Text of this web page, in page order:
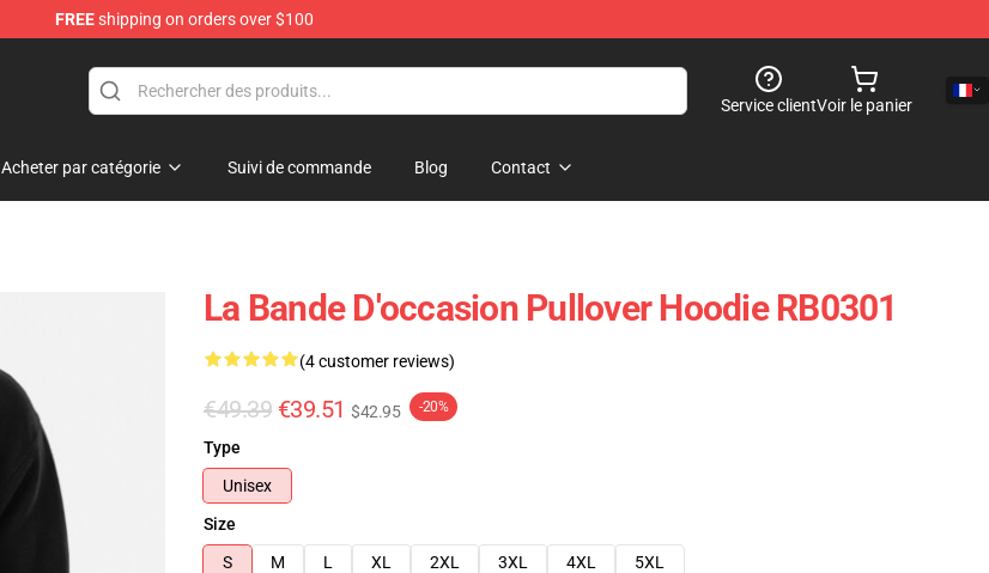
FREEshipping on orders over $100
Service clientVoir le panier
Acheter par catégorie Suivi de commande Blog Contact
La Bande D'occasion Pullover Hoodie RB0301
(4 customer reviews)
€49.39 €39.51 $42.95 -20%
Type
Unisex
Size
S
M L XL 2XL 3XL 4XL
5XL